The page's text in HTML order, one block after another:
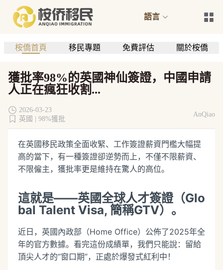
語言
桉僑首頁 移民專題 免費評估 關於桉僑
獲批率98%的英國神仙簽證，中國申請
人正在瘋狂收割...
2026-03-23
英國 |
98%獲批
AnQiao
在英國移民政策全面收緊、工作簽證薪資門檻大幅提
高的當下，有一種簽證卻逆勢而上，不僅不限薪資、
不限僱主，獲批率更是維持在驚人的高位。
這就是——英國全球人才簽證（Glo
bal Talent Visa, 簡稱GTV）。
近日，英國內政部（Home Office）公佈了2025年全
年的官方數據。看完這份成績單，我們只能說：留給
頂尖人才的“窗口期”，正處於爆發式紅利中！